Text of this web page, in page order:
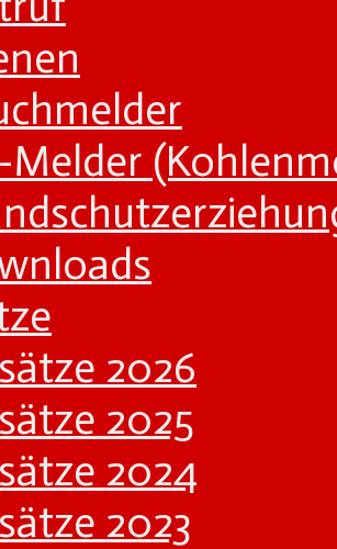
Melder
2026
2025
2024
2023